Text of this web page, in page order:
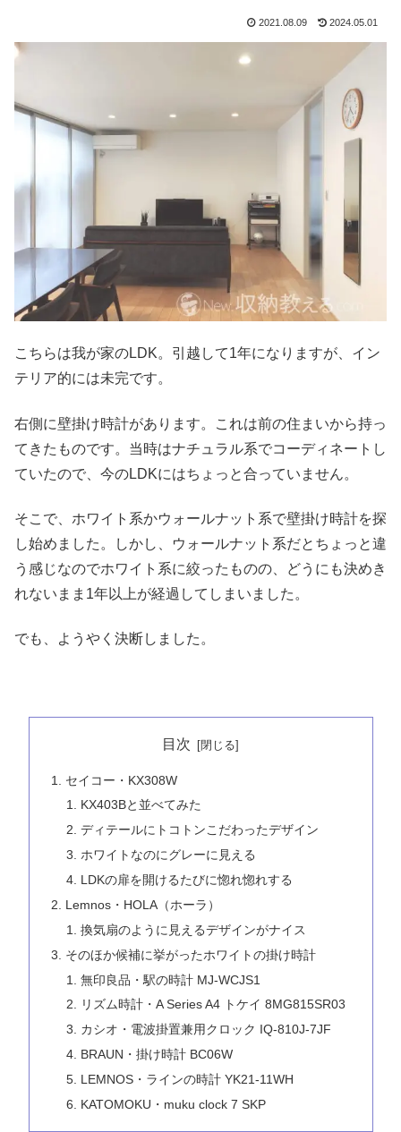
2021.08.09 2024.05.01
こちらは我が家のLDK。引越して1年になりますが、イン
テリア的には未完です。
右側に壁掛け時計があります。これは前の住まいから持っ
てきたものです。当時はナチュラル系でコーディネートし
ていたので、今のLDKにはちょっと合っていません。
そこで、ホワイト系かウォールナット系で壁掛け時計を探
し始めました。しかし、ウォールナット系だとちょっと違
う感じなのでホワイト系に絞ったものの、どうにも決めき
れないまま1年以上が経過してしまいました。
でも、ようやく決断しました。
目次
セイコー・KX308W
KX403Bと並べてみた
ディテールにトコトンこだわったデザイン
ホワイトなのにグレーに見える
LDKの扉を開けるたびに惚れ惚れする
Lemnos・HOLA（ホーラ）
換気扇のように見えるデザインがナイス
そのほか候補に挙がったホワイトの掛け時計
無印良品・駅の時計 MJ-WCJS1
リズム時計・A Series A4 トケイ 8MG815SR03
カシオ・電波掛置兼用クロック IQ-810J-7JF
BRAUN・掛け時計 BC06W
LEMNOS・ラインの時計 YK21-11WH
KATOMOKU・muku clock 7 SKP